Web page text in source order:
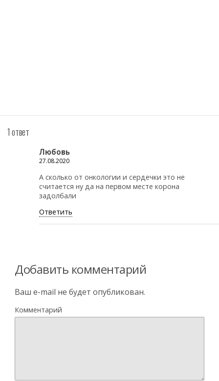
1 ответ
Любовь
27.08.2020
А сколько от онкологии и сердечки это не
считается ну да на первом месте корона
задолбали
Ответить
Добавить комментарий
Ваш e-mail не будет опубликован.
Комментарий